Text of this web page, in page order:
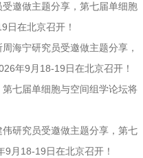
受邀做主题分享，第七届单细胞
日在北京召开！
海宁研究员受邀做主题分享，
年9月18-19日在北京召开！
七届单细胞与空间组学论坛将
伟研究员受邀做主题分享，第七
月18-19日在北京召开！